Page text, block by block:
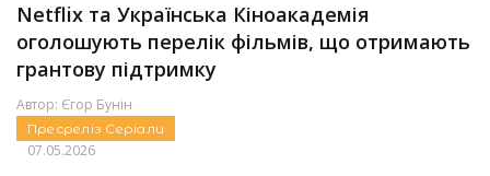
Netflix та Українська Кіноакадемія
оголошують перелік фільмів, що отримають
грантову підтримку
Автор: Єгор Бунін
Пресреліз Серіали
07.05.2026